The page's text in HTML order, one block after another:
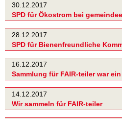
30.12.2017
SPD für Ökostrom bei
28.12.2017
SPD für Bienenfreundliche
16.12.2017
Sammlung für FAIR-teiler war
14.12.2017
Wir sammeln für FAIR-teiler